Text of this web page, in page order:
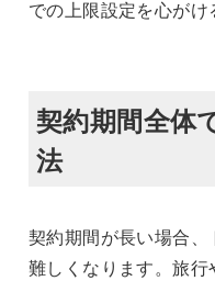
での上限設定を心がけ
契約期間全体
法
契約期間が長い場合
難しくなります。旅